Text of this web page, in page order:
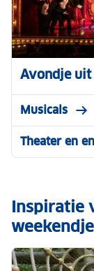
Avondje uit
Musicals
Theater en
Inspiratie